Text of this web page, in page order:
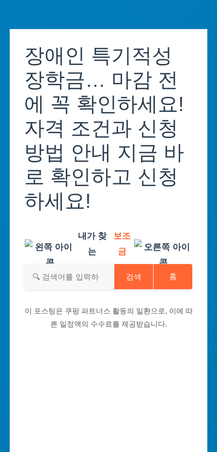
content장애인 특기적성
장학금… 마감 전
에 꼭 확인하세요!
자격 조건과 신청
방법 안내 지금 바
로 확인하고 신청
하세요!
내가 찾
는
보조
금
검색 홈
이 포스팅은 쿠팡 파트너스 활동의 일환으로, 이에 따
른 일정액의 수수료를 제공받습니다.